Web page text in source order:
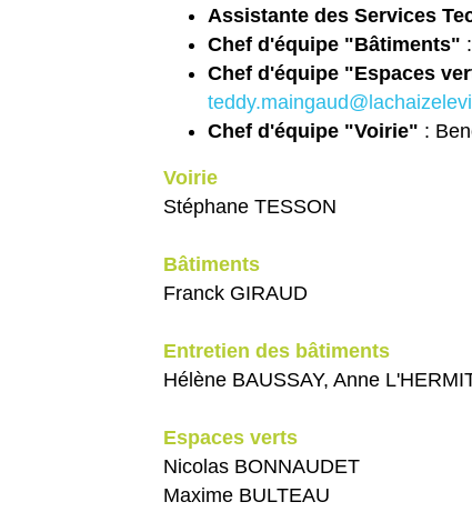
Assistante des Services
Chef d'équipe "Bâtiments"
Chef d'équipe "Espaces
Chef d'équipe "Voirie" :
Voirie
Stéphane TESSON
Bâtiments
Franck GIRAUD
Entretien des bâtiments
Hélène BAUSSAY, Anne
Espaces verts
Nicolas BONNAUDET
Maxime BULTEAU